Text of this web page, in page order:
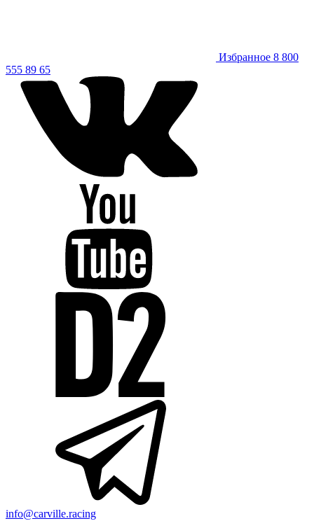
Избранное 8 800
555 89 65
info@carville.racing